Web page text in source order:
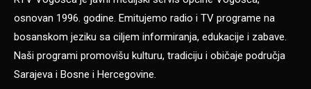
osnovan 1996. godine. Emitujemo radio i TV programe na
bosanskom jeziku sa ciljem informiranja, edukacije i zabave.
Naši programi promovišu kulturu, tradiciju i običaje područja
Sarajeva i Bosne i Hercegovine.